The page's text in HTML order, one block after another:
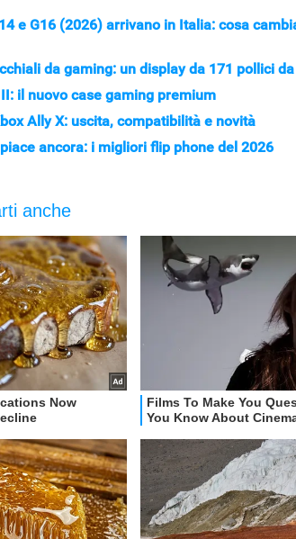
e G16 (2026) arrivano in Italia: cosa
da gaming: un display da 171 pollici
il nuovo case gaming premium
Ally X: uscita, compatibilità e novità
ancora: i migliori flip phone del 2026